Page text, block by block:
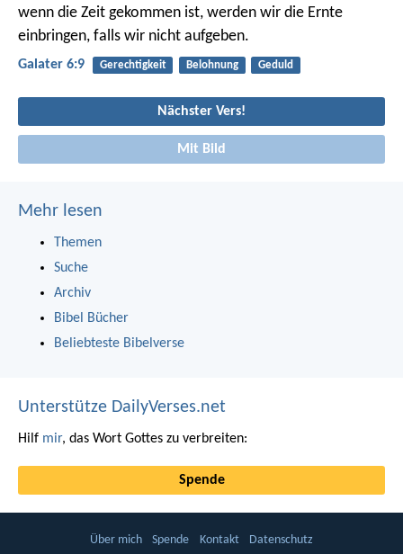
wenn die Zeit gekommen ist, werden wir die Ernte
einbringen, falls wir nicht aufgeben.
Galater 6:9 Gerechtigkeit Belohnung Geduld
Nächster Vers!
Mit Bild
Mehr lesen
Themen
Suche
Archiv
Bibel Bücher
Beliebteste Bibelverse
Unterstütze DailyVerses.net
Hilf mir, das Wort Gottes zu verbreiten:
Spende
Über mich Spende Kontakt Datenschutz